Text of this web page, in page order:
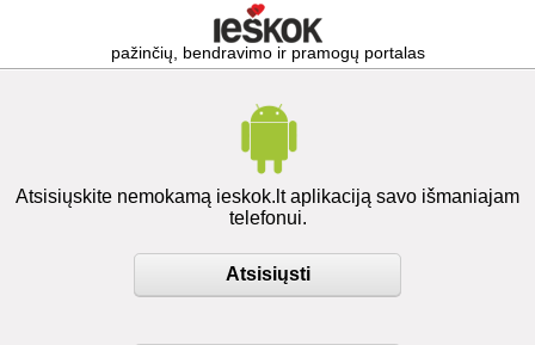
pažinčių, bendravimo ir pramogų portalas
Atsisiųskite nemokamą ieskok.lt aplikaciją savo išmaniajam
telefonui.
Atsisiųsti